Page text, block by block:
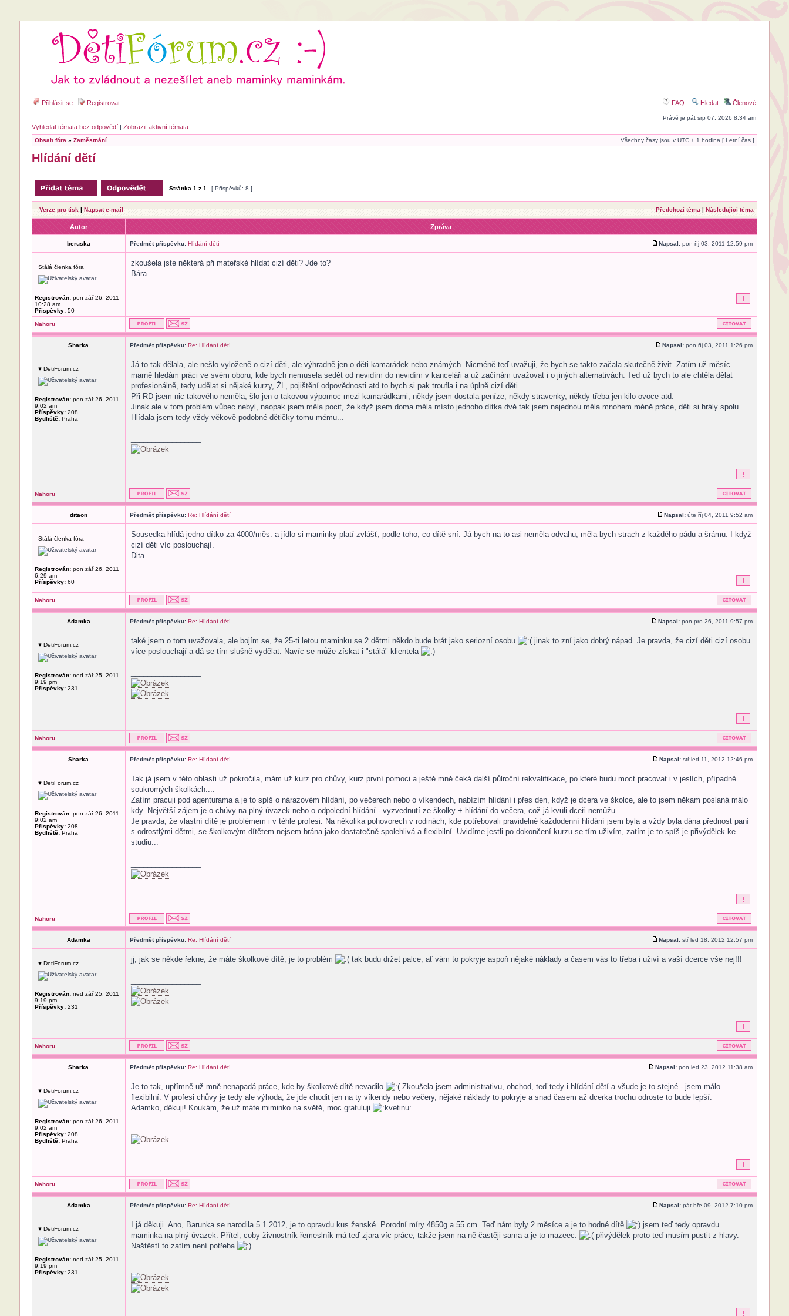
Přihlásit se Registrovat FAQ Hledat Členové
Právě je pát srp 07, 2026 8:34 am
Vyhledat témata bez odpovědí| Zobrazit aktivní témata
Obsah fóra » Zaměstnání Všechny časy jsou v UTC + 1 hodina [ Letní čas ]
Hlídání dětí
Stránka 1 z 1 [ Příspěvků: 8 ]
Verze pro tisk | Napsat e-mail Předchozí téma | Následující téma
Autor Zpráva
beruska Předmět příspěvku: Hlídání dětí Napsal:pon říj 03, 2011 12:59 pm
Stálá členka fóra
Registrován:pon zář 26, 2011
10:28 am
Příspěvky:50
zkoušela jste některá při mateřské hlídat cizí děti? Jde to?
Bára
Nahoru
Sharka Předmět příspěvku: Re: Hlídání dětí Napsal:pon říj 03, 2011 1:26 pm
♥ DetiForum.cz
Registrován:pon zář 26, 2011
9:02 am
Příspěvky:208
Bydliště:Praha
Já to tak dělala, ale nešlo vyloženě o cizí děti, ale výhradně jen o děti kamarádek nebo známých. Nicméně teď uvažuji, že bych se takto začala skutečně živit. Zatím už měsíc
marně hledám práci ve svém oboru, kde bych nemusela sedět od nevidím do nevidím v kanceláři a už začínám uvažovat i o jiných alternativách. Teď už bych to ale chtěla dělat
profesionálně, tedy udělat si nějaké kurzy, ŽL, pojištění odpovědnosti atd.to bych si pak troufla i na úplně cizí děti.
Při RD jsem nic takového neměla, šlo jen o takovou výpomoc mezi kamarádkami, někdy jsem dostala peníze, někdy stravenky, někdy třeba jen kilo ovoce atd.
Jinak ale v tom problém vůbec nebyl, naopak jsem měla pocit, že když jsem doma měla místo jednoho dítka dvě tak jsem najednou měla mnohem méně práce, děti si hrály spolu.
Hlídala jsem tedy vždy věkově podobné dětičky tomu mému...
Nahoru
ditaon Předmět příspěvku: Re: Hlídání dětí Napsal:úte říj 04, 2011 9:52 am
Stálá členka fóra
Registrován:pon zář 26, 2011
6:29 am
Příspěvky:60
Sousedka hlídá jedno dítko za 4000/měs. a jídlo si maminky platí zvlášť, podle toho, co dítě sní. Já bych na to asi neměla odvahu, měla bych strach z každého pádu a šrámu. I když
cizí děti víc poslouchají.
Dita
Nahoru
Adamka Předmět příspěvku: Re: Hlídání dětí Napsal:pon pro 26, 2011 9:57 pm
♥ DetiForum.cz
Registrován:ned zář 25, 2011
9:19 pm
Příspěvky:231
také jsem o tom uvažovala, ale bojím se, že 25-ti letou maminku se 2 dětmi někdo bude brát jako seriozní osobu
jinak to zní jako dobrý nápad. Je pravda, že cizí děti cizí osobu
více poslouchají a dá se tím slušně vydělat. Navíc se může získat i "stálá" klientela
Nahoru
Sharka Předmět příspěvku: Re: Hlídání dětí Napsal:stř led 11, 2012 12:46 pm
♥ DetiForum.cz
Registrován:pon zář 26, 2011
9:02 am
Příspěvky:208
Bydliště:Praha
Tak já jsem v této oblasti už pokročila, mám už kurz pro chůvy, kurz první pomoci a ještě mně čeká další půlroční rekvalifikace, po které budu moct pracovat i v jeslích, případně
soukromých školkách....
Zatím pracuji pod agenturama a je to spíš o nárazovém hlídání, po večerech nebo o víkendech, nabízím hlídání i přes den, když je dcera ve školce, ale to jsem někam poslaná málo
kdy. Největší zájem je o chůvy na plný úvazek nebo o odpolední hlídání - vyzvednutí ze školky + hlídání do večera, což já kvůli dceři nemůžu.
Je pravda, že vlastní dítě je problémem i v téhle profesi. Na několika pohovorech v rodinách, kde potřebovali pravidelné každodenní hlídání jsem byla a vždy byla dána přednost paní
s odrostlými dětmi, se školkovým dítětem nejsem brána jako dostatečně spolehlivá a flexibilní. Uvidíme jestli po dokončení kurzu se tím uživím, zatím je to spíš je přivýdělek ke
studiu...
Nahoru
Adamka Předmět příspěvku: Re: Hlídání dětí Napsal:stř led 18, 2012 12:57 pm
♥ DetiForum.cz
Registrován:ned zář 25, 2011
9:19 pm
Příspěvky:231
jj, jak se někde řekne, že máte školkové dítě, je to problém tak budu držet palce, ať vám to pokryje aspoň nějaké náklady a časem vás to třeba i uživí a vaší dcerce vše nej!!!
Nahoru
Sharka Předmět příspěvku: Re: Hlídání dětí Napsal:pon led 23, 2012 11:38 am
♥ DetiForum.cz
Registrován:pon zář 26, 2011
9:02 am
Příspěvky:208
Bydliště:Praha
Je to tak, upřímně už mně nenapadá práce, kde by školkové dítě nevadilo
Zkoušela jsem administrativu, obchod, teď tedy i hlídání dětí a všude je to stejné - jsem málo
flexibilní. V profesi chůvy je tedy ale výhoda, že jde chodit jen na ty víkendy nebo večery, nějaké náklady to pokryje a snad časem až dcerka trochu odroste to bude lepší.
Adamko, děkuji! Koukám, že už máte miminko na světě, moc gratuluji
Nahoru
Adamka Předmět příspěvku: Re: Hlídání dětí Napsal:pát bře 09, 2012 7:10 pm
♥ DetiForum.cz
Registrován:ned zář 25, 2011
9:19 pm
Příspěvky:231
I já děkuji. Ano, Barunka se narodila 5.1.2012, je to opravdu kus ženské. Porodní míry 4850g a 55 cm. Teď nám byly 2 měsíce a je to hodné dítě
jsem teď tedy opravdu
maminka na plný úvazek. Přítel, coby živnostník-řemeslník má teď zjara víc práce, takže jsem na ně častěji sama a je to mazeec.
přivýdělek proto teď musím pustit z hlavy.
Naštěstí to zatím není potřeba